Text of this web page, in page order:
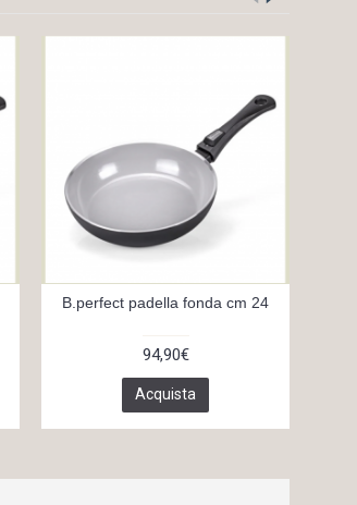
B.perfect padella fonda cm 24
94,90€
Acquista